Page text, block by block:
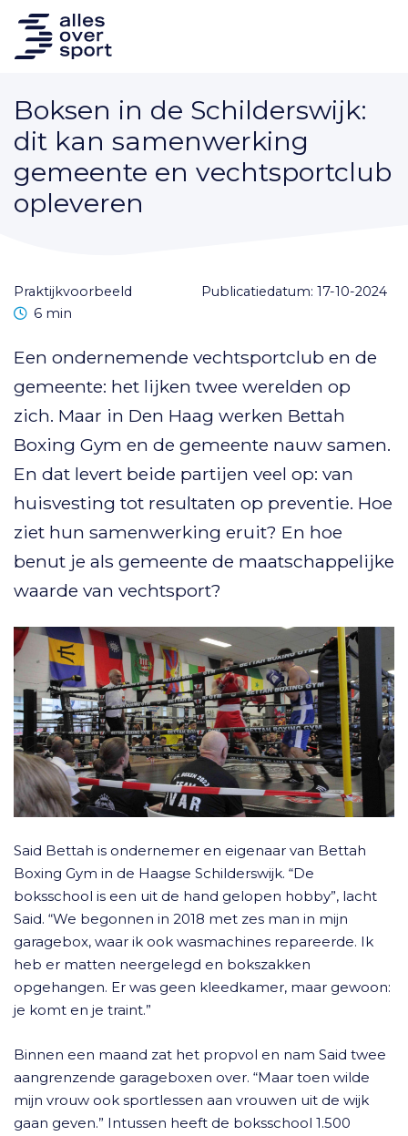
Boksen in de Schilderswijk:
dit kan samenwerking
gemeente en vechtsportclub
opleveren
praktijkvoorbeeld
Publicatiedatum: 17-10-2024
Leestijd
6 min
Een ondernemende vechtsportclub en de
gemeente: het lijken twee werelden op
zich. Maar in Den Haag werken Bettah
Boxing Gym en de gemeente nauw samen.
En dat levert beide partijen veel op: van
huisvesting tot resultaten op preventie. Hoe
ziet hun samenwerking eruit? En hoe
benut je als gemeente de maatschappelijke
waarde van vechtsport?
Said Bettah is ondernemer en eigenaar van Bettah
Boxing Gym in de Haagse Schilderswijk. “De
boksschool is een uit de hand gelopen hobby”, lacht
Said. “We begonnen in 2018 met zes man in mijn
garagebox, waar ik ook wasmachines repareerde. Ik
heb er matten neergelegd en bokszakken
opgehangen. Er was geen kleedkamer, maar gewoon:
je komt en je traint.”
Binnen een maand zat het propvol en nam Said twee
aangrenzende garageboxen over. “Maar toen wilde
mijn vrouw ook sportlessen aan vrouwen uit de wijk
gaan geven.” Intussen heeft de boksschool 1.500